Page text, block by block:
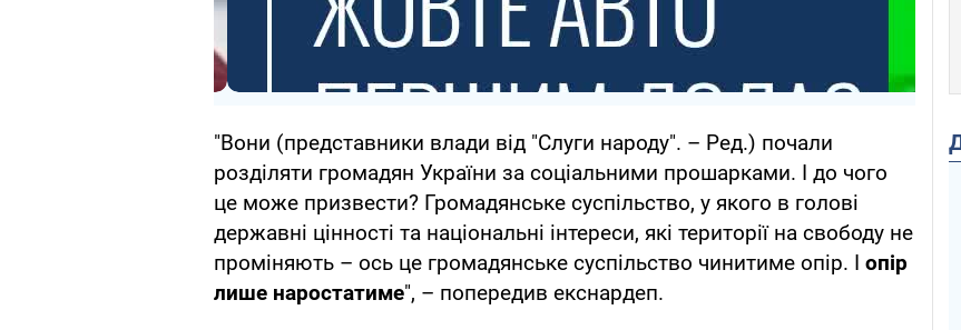
"Вони (представники влади від "Слуги народу". – Ред.) почали
розділяти громадян України за соціальними прошарками. І до чого
це може призвести? Громадянське суспільство, у якого в голові
державні цінності та національні інтереси, які території на свободу не
проміняють – ось це громадянське суспільство чинитиме опір. І опір
лише наростатиме", – попередив екснардеп.